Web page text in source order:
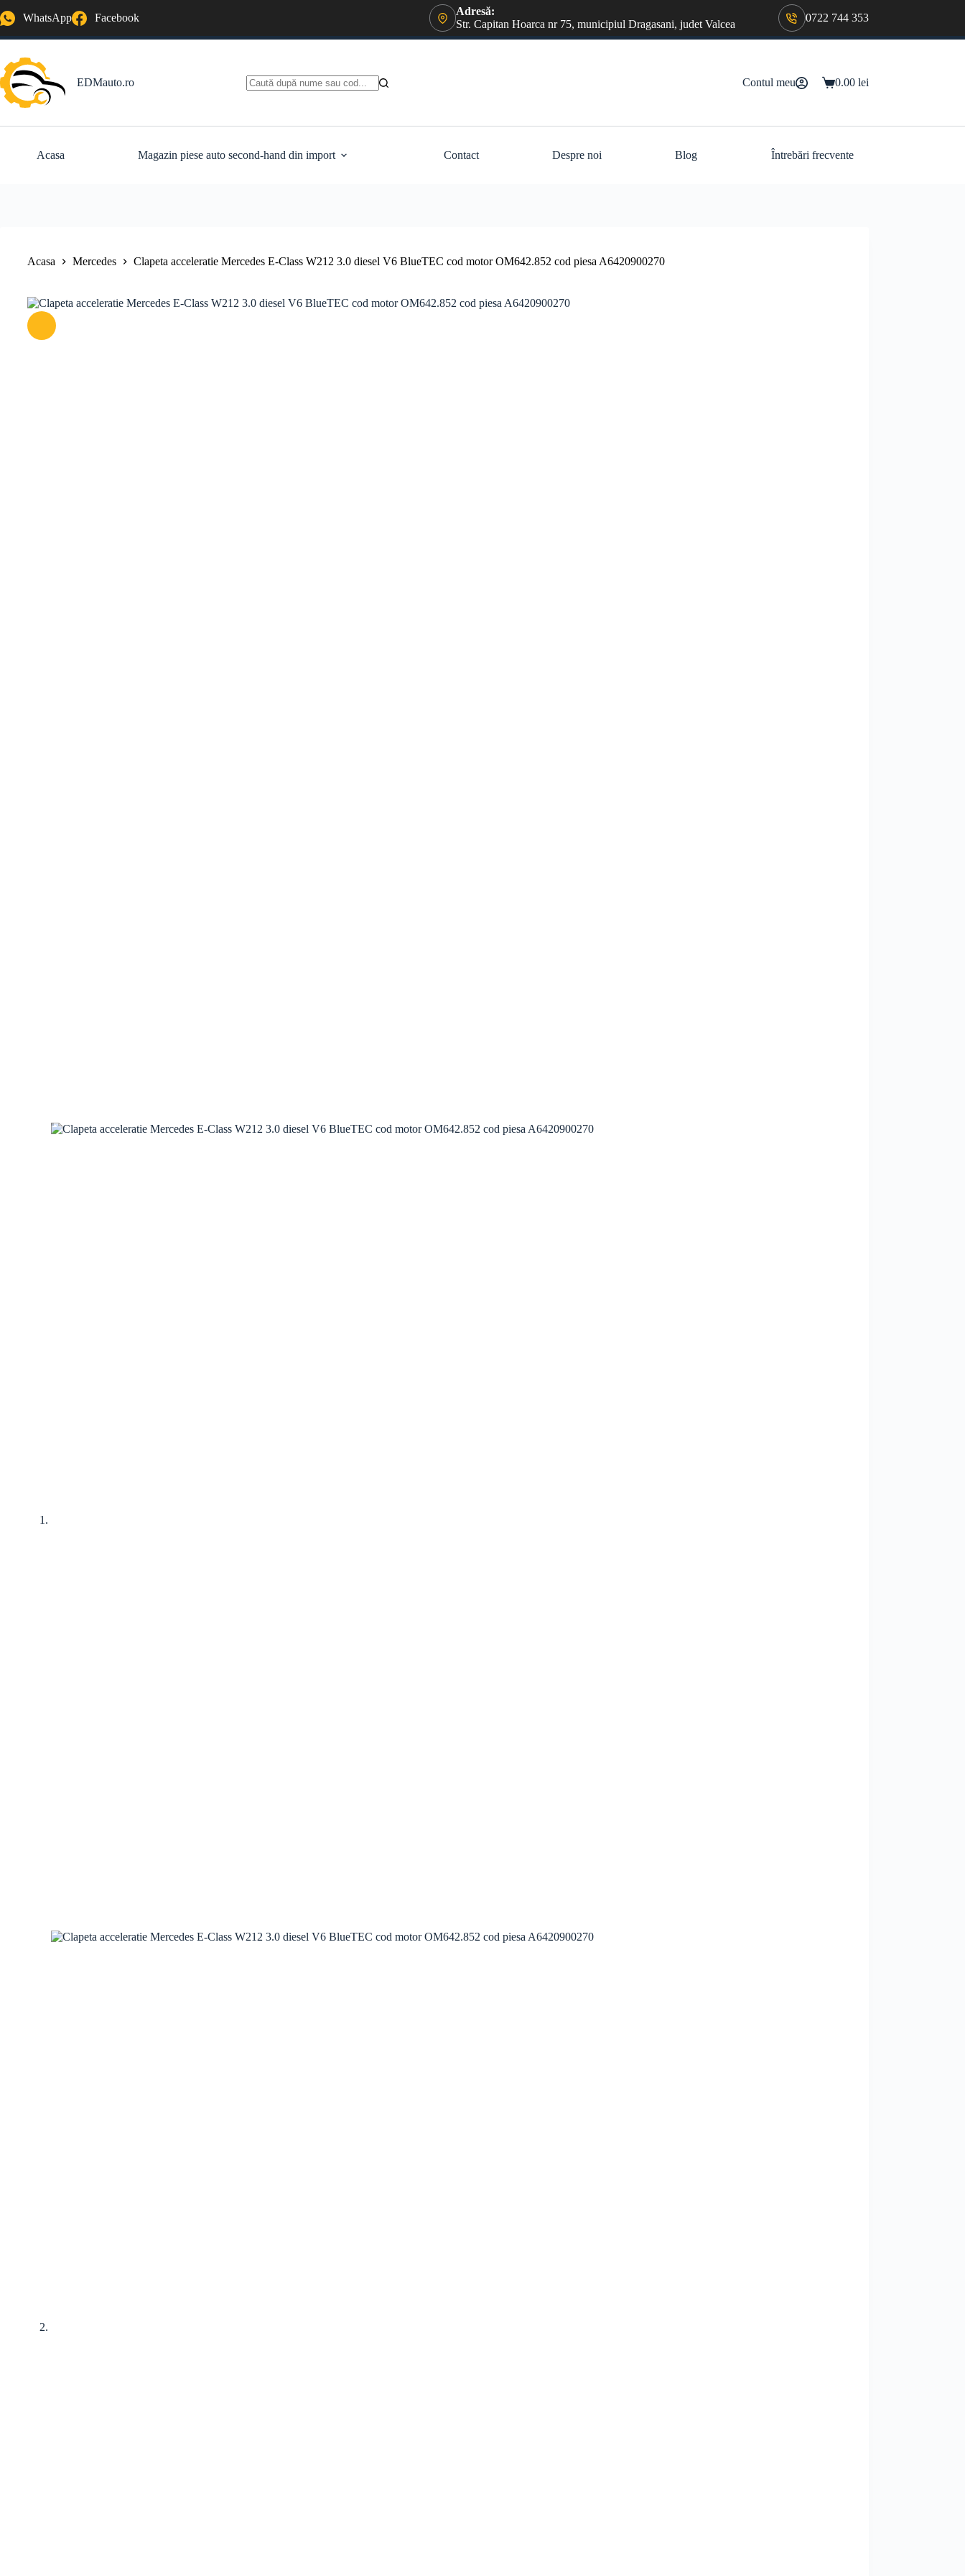
la
WhatsApp Facebook
Adresă:
Str. Capitan Hoarca nr 75, municipiul Dragasani, judet Valcea
0722 744 353
EDMauto.ro
Contul meu
Coș0.00 lei
Acasa Magazin piese auto second-hand din import Contact Despre noi Blog Întrebări frecvente
Acasa Mercedes Clapeta acceleratie Mercedes E-Class W212 3.0 diesel V6 BlueTEC cod motor OM642.852 cod piesa A6420900270